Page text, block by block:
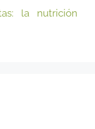
la nutrición